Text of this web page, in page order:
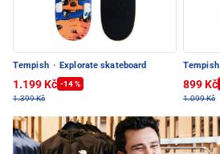
Tempish · Explorate skateboard
1.199 Kč -14 %
1.399 Kč
Tempish
899 Kč
1.099 Kč